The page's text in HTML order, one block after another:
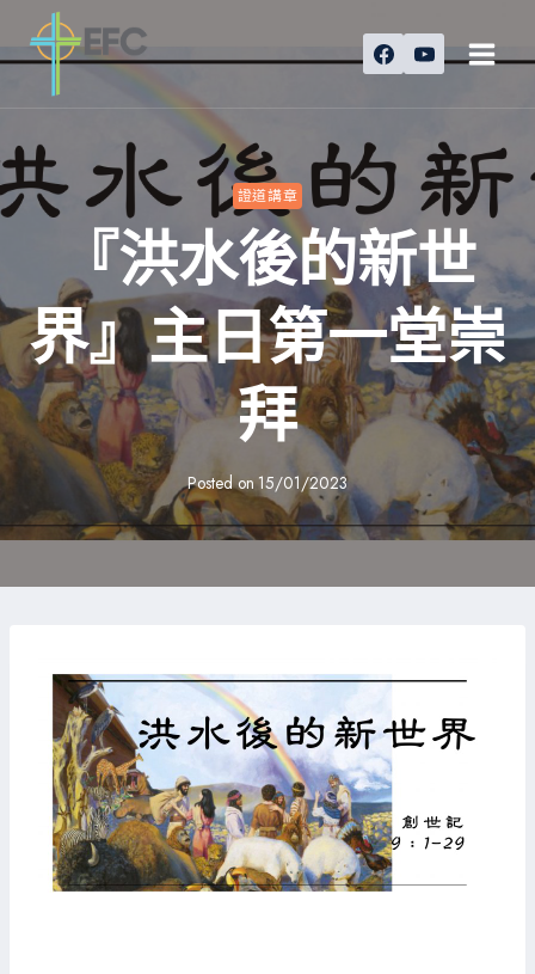
to
證道講章
『洪水後的新世
界』主日第一堂崇
拜
Posted on15/01/2023